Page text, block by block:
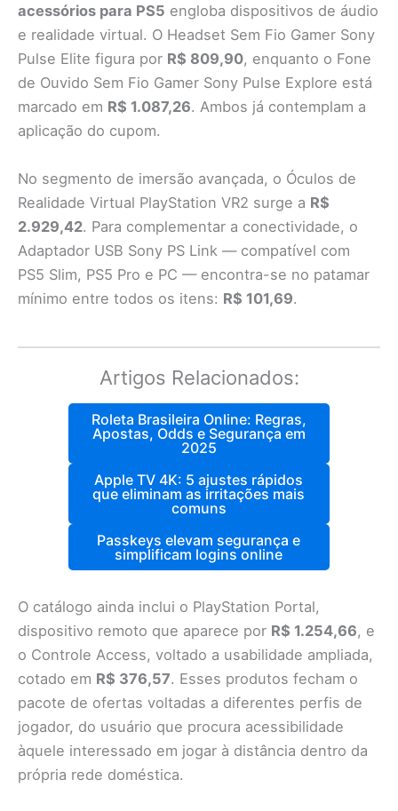
acessórios para PS5 engloba dispositivos de áudio
e realidade virtual. O Headset Sem Fio Gamer Sony
Pulse Elite figura por R$ 809,90, enquanto o Fone
de Ouvido Sem Fio Gamer Sony Pulse Explore está
marcado em R$ 1.087,26. Ambos já contemplam a
aplicação do cupom.
No segmento de imersão avançada, o Óculos de
Realidade Virtual PlayStation VR2 surge a R$
2.929,42. Para complementar a conectividade, o
Adaptador USB Sony PS Link — compatível com
PS5 Slim, PS5 Pro e PC — encontra-se no patamar
mínimo entre todos os itens: R$ 101,69.
Artigos Relacionados:
Roleta Brasileira Online: Regras,
Apostas, Odds e Segurança em
2025
Apple TV 4K: 5 ajustes rápidos
que eliminam as irritações mais
comuns
Passkeys elevam segurança e
simplificam logins online
O catálogo ainda inclui o PlayStation Portal,
dispositivo remoto que aparece por R$ 1.254,66, e
o Controle Access, voltado a usabilidade ampliada,
cotado em R$ 376,57. Esses produtos fecham o
pacote de ofertas voltadas a diferentes perfis de
jogador, do usuário que procura acessibilidade
àquele interessado em jogar à distância dentro da
própria rede doméstica.